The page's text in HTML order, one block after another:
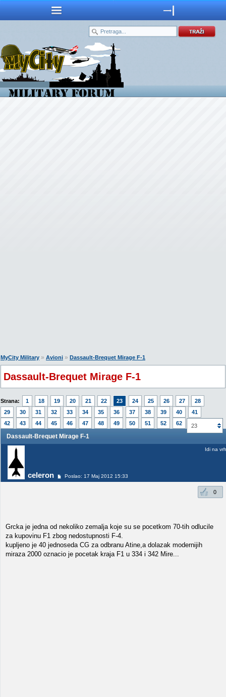
MyCity Military » Avioni » Dassault-Brequet Mirage F-1
Dassault-Brequet Mirage F-1
Strana: 1 18 19 20 21 22 23 24 25 26 27
28
29
30 31 32 33 34 35 36 37 38 39 40
41
42
43 44 45 46 47 48 49 50 51 52 62 23
Dassault-Brequet Mirage F-1
celeron Poslao: 17 Maj 2012 15:33
Idi na vrh
0
Grcka je jedna od nekoliko zemalja koje su se pocetkom 70-tih odlucile
za kupovinu F1 zbog nedostupnosti F-4.
kupljeno je 40 jednoseda CG za odbranu Atine,a dolazak modernijih
miraza 2000 oznacio je pocetak kraja F1 u 334 i 342 Mire...